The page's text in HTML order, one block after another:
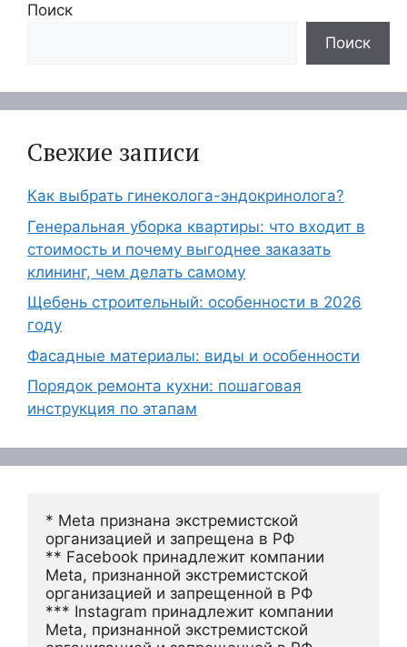
Поиск
Поиск
Свежие записи
Как выбрать гинеколога-эндокринолога?
Генеральная уборка квартиры: что входит в
стоимость и почему выгоднее заказать
клининг, чем делать самому
Щебень строительный: особенности в 2026
году
Фасадные материалы: виды и особенности
Порядок ремонта кухни: пошаговая
инструкция по этапам
* Meta признана экстремистской
организацией и запрещена в РФ
** Facebook принадлежит компании
Meta, признанной экстремистской
организацией и запрещенной в РФ
*** Instagram принадлежит компании
Meta, признанной экстремистской